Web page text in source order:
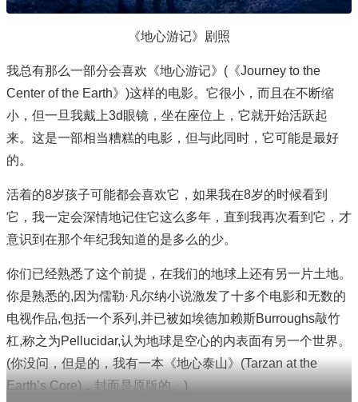
《地心游记》剧照
我总有那么一部分会喜欢《地心游记》(《Journey to the
Center of the Earth》)这样的电影。它很小，而且在不断缩
小，但一旦我戴上3d眼镜，坐在座位上，它就开始活跃起
来。这是一部相当糟糕的电影，但与此同时，它可能是最好
的。
活着的8岁孩子可能都会喜欢它，如果我在8岁的时候看到
它，我一定会深情地记住它这么多年，直到我再次看到它，才
意识到在那个年纪我知道的是多么的少。
你们已经熟悉了这个前提，在我们的地球上还有另一片土地。
你是熟悉的,因为儒勒·凡尔纳小说激发了十多个电影和无数的
电视作品,包括一个系列,并已被如埃德加赖斯Burroughs敲竹
杠,称之为Pellucidar,认为地球是空心的内表面有另一个世界。
(你没问，但是的，我有一本《地心泰山》(Tarzan at the
Earth’s Core)，封面是原版的。)